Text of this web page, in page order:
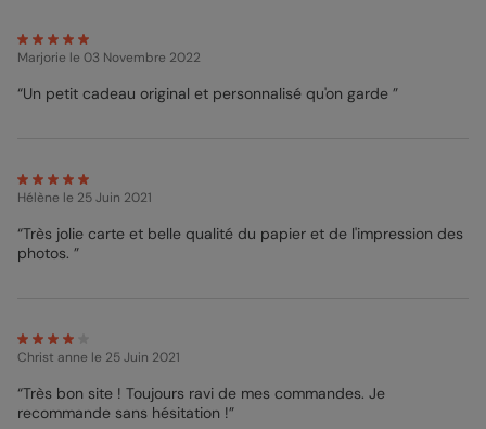
des photos qui vous tiennent à cœur et à coup sûr vous
réchaufferez le cœur de votre papa. Livraison en 48h, alors
Marjorie le 03 Novembre 2022
“Un petit cadeau original et personnalisé qu'on garde ”
Hélène le 25 Juin 2021
“Très jolie carte et belle qualité du papier et de l'impression des
photos. ”
Christ anne le 25 Juin 2021
“Très bon site ! Toujours ravi de mes commandes. Je
recommande sans hésitation !”